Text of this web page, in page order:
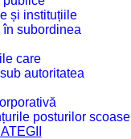
și instituțiile
subordinea
care
autoritatea
posturilor